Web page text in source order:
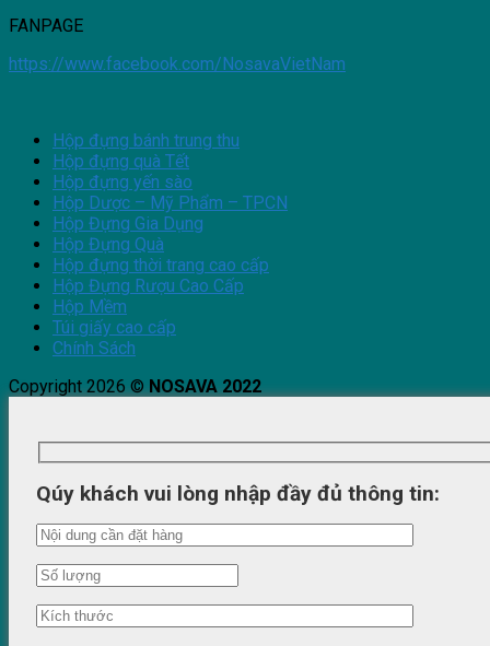
FANPAGE
https://www.facebook.com/NosavaVietNam
Hộp đựng bánh trung thu
Hộp đựng quà Tết
Hộp đựng yến sào
Hộp Dược – Mỹ Phẩm – TPCN
Hộp Đựng Gia Dụng
Hộp Đựng Quà
Hộp đựng thời trang cao cấp
Hộp Đựng Rượu Cao Cấp
Hộp Mềm
Túi giấy cao cấp
Chính Sách
Copyright 2026 ©NOSAVA 2022
Qúy khách vui lòng nhập đầy đủ thông tin: